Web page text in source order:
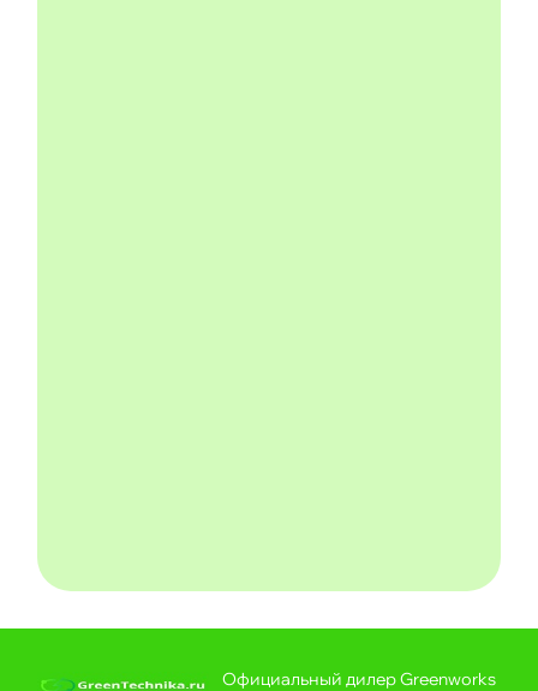
Официальный дилер Greenworks